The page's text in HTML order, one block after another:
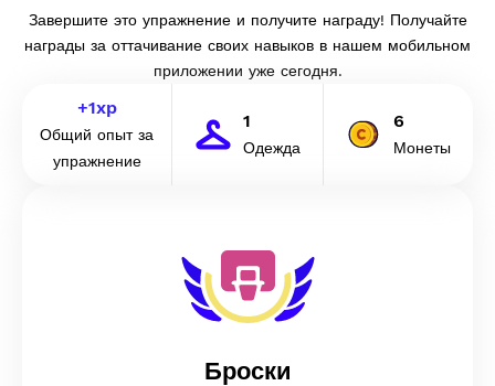
Завершите это упражнение и получите награду! Получайте
награды за оттачивание своих навыков в нашем мобильном
приложении уже сегодня.
+1xp
Общий опыт за
упражнение
1
Одежда
6
Монеты
Броски